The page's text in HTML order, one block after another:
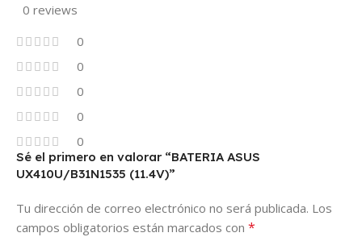
0 reviews
0
0
0
0
0
Sé el primero en valorar “BATERIA ASUS
UX410U/B31N1535 (11.4V)”
Tu dirección de correo electrónico no será publicada. Los
campos obligatorios están marcados con *